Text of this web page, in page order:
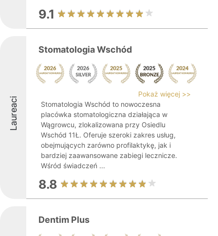
9.1
Laureaci
Stomatologia Wschód
Pokaż więcej >>
Stomatologia Wschód to nowoczesna
placówka stomatologiczna działająca w
Wągrowcu, zlokalizowana przy Osiedlu
Wschód 11Ł. Oferuje szeroki zakres usług,
obejmujących zarówno profilaktykę, jak i
bardziej zaawansowane zabiegi lecznicze.
Wśród świadczeń ...
8.8
Dentim Plus